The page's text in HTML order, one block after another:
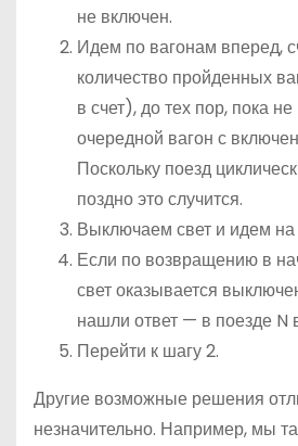
не включен.
Идем по вагонам вперед,
количество пройденных
в счет), до тех пор, пока
очередной вагон с
Поскольку поезд
поздно это случится.
Выключаем свет и идем на
Если по возвращению в
свет оказывается
нашли ответ — в поезде N
Перейти к шагу 2.
Другие возможные решения
незначительно. Например, мы